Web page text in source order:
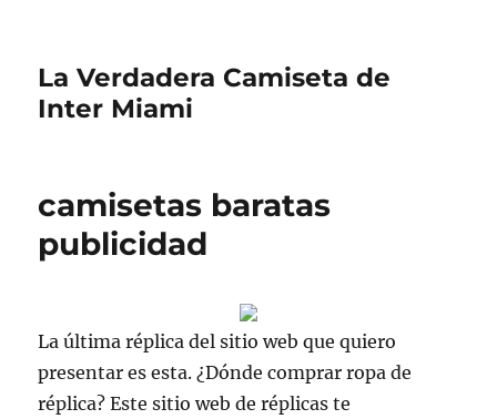
La Verdadera Camiseta de
Inter Miami
camisetas baratas
publicidad
La última réplica del sitio web que quiero
presentar es esta. ¿Dónde comprar ropa de
réplica? Este sitio web de réplicas te